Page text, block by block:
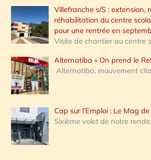
Villefranche s/S : extension,
réhabilitation du centre
pour une rentrée en
Visite de chantier au centre
Alternatiba « On prend le
Alternatiba, mouvement
Cap sur l’Emploi : Le Mag
Sixième volet de notre